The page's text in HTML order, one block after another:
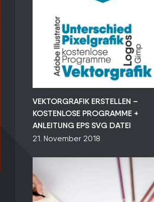
VEKTORGRAFIK ERSTELLEN –
KOSTENLOSE PROGRAMME +
ANLEITUNG EPS SVG DATEI
21. November 2018